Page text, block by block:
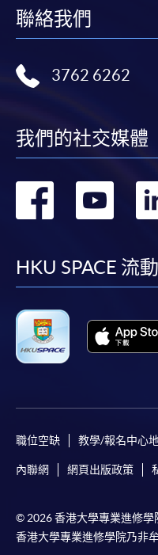
聯絡我們
3762 6262
我們的社交媒體
轉
轉
HKU SPACE 流
職位空缺 教學/報名中心
內聯網 網頁出版政策
© 2026 香港大學專業進修學
香港大學專業進修學院乃非